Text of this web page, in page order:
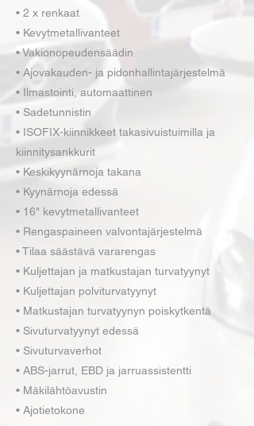
• 2 x renkaat
• Kevytmetallivanteet
• Vakionopeudensäädin
• Ajovakauden- ja pidonhallintajärjestelmä
• Ilmastointi, automaattinen
• Sadetunnistin
• ISOFIX-kiinnikkeet takasivuistuimilla ja
kiinnitysankkurit
• Keskikyynärnoja takana
• Kyynärnoja edessä
• 16" kevytmetallivanteet
• Rengaspaineen valvontajärjestelmä
• Tilaa säästävä vararengas
• Kuljettajan ja matkustajan turvatyynyt
• Kuljettajan polviturvatyynyt
• Matkustajan turvatyynyn poiskytkentä
• Sivuturvatyynyt edessä
• Sivuturvaverhot
• ABS-jarrut, EBD ja jarruassistentti
• Mäkilähtöavustin
• Ajotietokone